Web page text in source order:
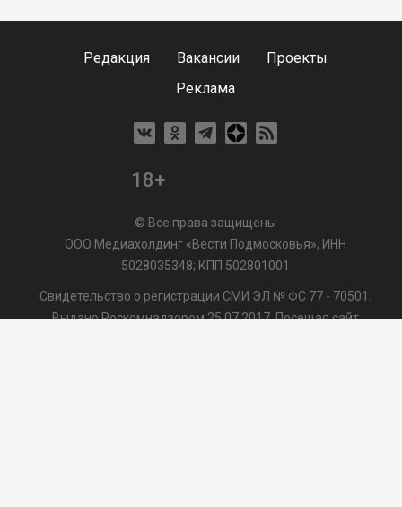
Редакция Вакансии
Проекты
Реклама
18+
© Все права защищены
ООО Медиахолдинг «Вести Подмосковья», ИНН
5028035348; КПП 502801001
Свидетельство о регистрации СМИ ЭЛ № ФС 77 - 70501.
Выдано Роскомнадзором 25.07.2017. Посещая сайт